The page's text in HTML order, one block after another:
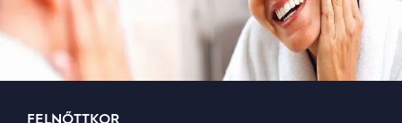
FELNŐTTKOR